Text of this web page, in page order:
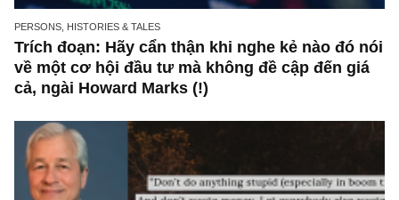
PERSONS, HISTORIES & TALES
Trích đoạn: Hãy cẩn thận khi nghe kẻ nào
về một cơ hội đầu tư mà không đề cập đến
cả, ngài Howard Marks (!)